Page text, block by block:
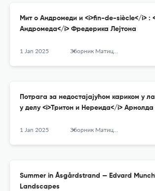
Мит о Андромеди и <i>fin-de-siècle</i> :
Андромеда</i> Фредерика Лејтона
1 Jan 2025 Зборник Матице српске за ликовне уметности
Потрага за недостајајућом кариком у
у делу <i>Тритон и Нереида</i> Арнолда
1 Jan 2025 Зборник Матице српске за ликовне уметности
Summer in Åsgårdstrand — Edvard
Landscapes